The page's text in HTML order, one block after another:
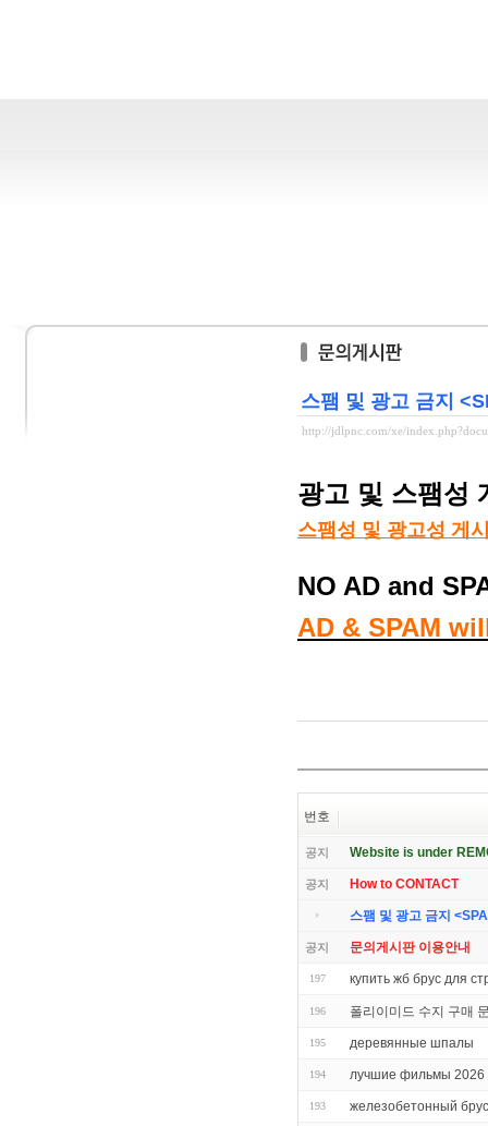
스팸 및 광고 금지
http://jdlpnc.com/xe/
광고 및 스팸성
스팸성 및 광고성 게
NO AD and
AD & SPAM
번호
공지 Website is under
공지 How to CONTACT
스팸 및 광고 금지
공지 문의게시판 이용안내
197 купить жб брус для
196 폴리이미드 수지 구매
195 деревянные шпалы
194 лучшие фильмы 2026
193 железобетонный